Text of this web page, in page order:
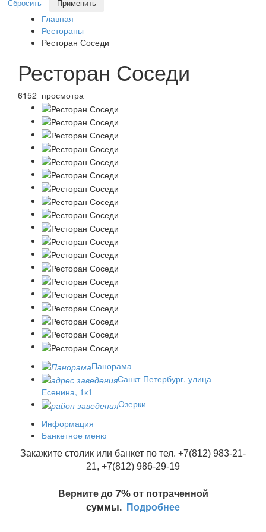
Сбросить Применить
Главная
Рестораны
Ресторан Соседи
Ресторан Соседи
6152 просмотра
Панорама
Санкт-Петербург, улица
Есенина, 1к1
Озерки
Информация
Банкетное меню
Закажите столик или банкет по тел. +7(812) 983-21-
21, +7(812) 986-29-19
Верните до 7%от потраченной
суммы.
Подробнее